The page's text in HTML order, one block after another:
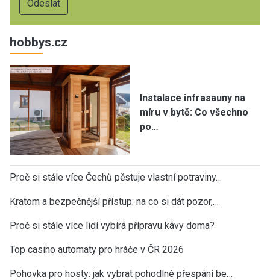
hobbys.cz
Instalace infrasauny na
míru v bytě: Co všechno
po…
Proč si stále více Čechů pěstuje vlastní potraviny…
Kratom a bezpečnější přístup: na co si dát pozor,…
Proč si stále více lidí vybírá přípravu kávy doma?
Top casino automaty pro hráče v ČR 2026
Pohovka pro hosty: jak vybrat pohodlné přespání be…